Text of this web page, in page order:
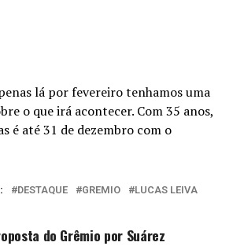
lá por fevereiro tenhamos uma
o que irá acontecer. Com 35 anos,
é até 31 de dezembro com o
DESTAQUE GREMIO LUCAS LEIVA
do Grêmio por Suárez